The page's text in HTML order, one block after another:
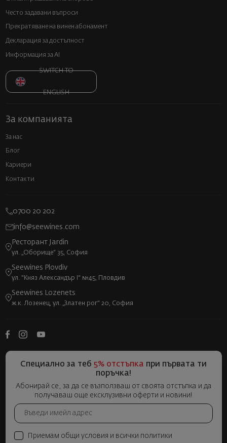
Често задавани въпроси
Прекратяване на винен абонамент
Декларация за достъпност
Информация за AI
SWITCH TO
ENGLISH
За компанията
За нас
Блог
Кариери
Контакти
0700 20 202
info@seewines.com
Ресторант Jardin
ул. „Оборище“ 35, София
Seewines Plovdiv
ул. "Княз Александър I" №45, Пловдив
Seewines Lozenets
ж.к. Лозенец, ул. „Златен рог“ 20, София
Специално за теб 5% отстъпка при първата ти
поръчка!
Абонирай се, за да се възползваш от своята отстъпка и да
получаваш още ексклузивни оферти и новини!
Приемам общи условия и всички политики